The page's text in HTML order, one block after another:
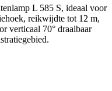
L 585 S, ideaal voor
reikwijdte tot 12 m,
verticaal 70° draaibaar